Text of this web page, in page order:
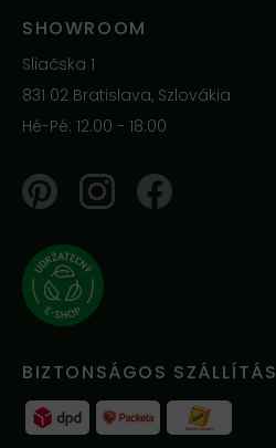
SHOWROOM
Sliačska 1
831 02 Bratislava, Szlovákia
Hé-Pé: 12.00 - 18.00
PinterestInstagramFacebook
BIZTONSÁGOS SZÁLLÍTÁS